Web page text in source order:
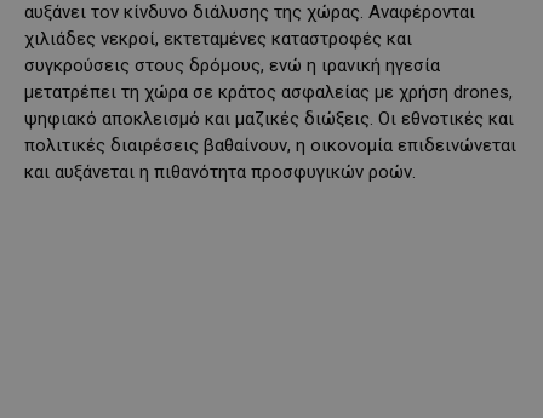
αυξάνει τον κίνδυνο διάλυσης της χώρας. Αναφέρονται
χιλιάδες νεκροί, εκτεταμένες καταστροφές και
συγκρούσεις στους δρόμους, ενώ η ιρανική ηγεσία
μετατρέπει τη χώρα σε κράτος ασφαλείας με χρήση drones,
ψηφιακό αποκλεισμό και μαζικές διώξεις. Οι εθνοτικές και
πολιτικές διαιρέσεις βαθαίνουν, η οικονομία επιδεινώνεται
και αυξάνεται η πιθανότητα προσφυγικών ροών.